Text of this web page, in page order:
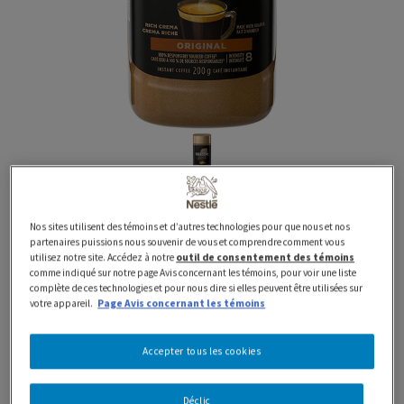
200 gGOLD
NESCAFE GOLD Café
Espresso Instantané
supérieure (200 g) dépasse toutes les attentes en
matière de café instantané. Préparez-vous une tasse
d’espresso onctueux avec une couche riche de crema.
Nos sites utilisent des témoins et d’autres technologies pour que nous et nos
partenaires puissions nous souvenir de vous et comprendre comment vous
utilisez notre site. Accédez à notre outil de consentement des témoins
comme indiqué sur notre page Avis concernant les témoins, pour voir une liste
complète de ces technologies et pour nous dire si elles peuvent être utilisées sur
votre appareil. Page Avis concernant les témoins
Déclic
Accepter tous les cookies